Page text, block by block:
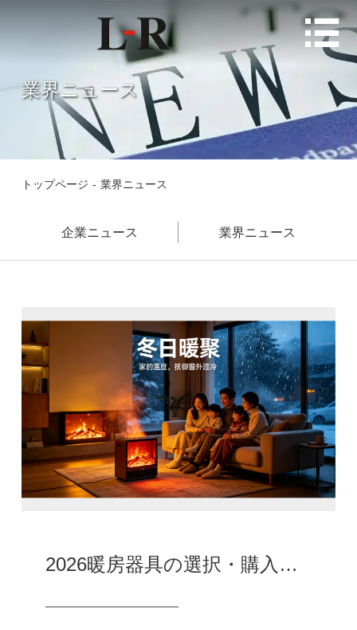

業界ニュース
トップページ - 業界ニュース
企業ニュース 業界ニュース
2026暖房器具の選択・購入攻略：電気料金の刺客を拒否し、6つの主流機種を実測し、目を閉じて穴を踏まない